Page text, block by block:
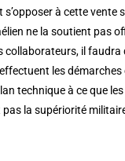
à cette vente
ne la soutient pas
collaborateurs, il faudra
les
technique à ce que
la supériorité